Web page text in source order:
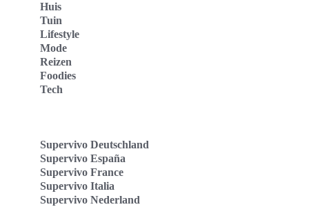
Huis
Tuin
Lifestyle
Mode
Reizen
Foodies
Tech
Supervivo Deutschland
Supervivo España
Supervivo France
Supervivo Italia
Supervivo Nederland